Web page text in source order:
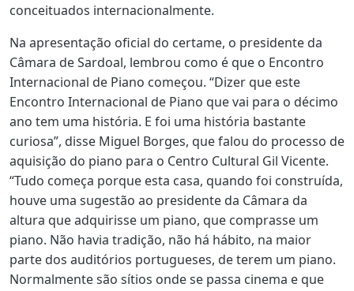
conceituados internacionalmente.
Na apresentação oficial do certame, o presidente da
Câmara de Sardoal, lembrou como é que o Encontro
Internacional de Piano começou. “Dizer que este
Encontro Internacional de Piano que vai para o décimo
ano tem uma história. E foi uma história bastante
curiosa”, disse Miguel Borges, que falou do processo de
aquisição do piano para o Centro Cultural Gil Vicente.
“Tudo começa porque esta casa, quando foi construída,
houve uma sugestão ao presidente da Câmara da
altura que adquirisse um piano, que comprasse um
piano. Não havia tradição, não há hábito, na maior
parte dos auditórios portugueses, de terem um piano.
Normalmente são sítios onde se passa cinema e que